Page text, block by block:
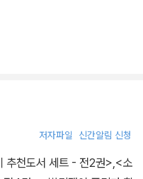
두 적절한 때와 장소가 필요
이자 만화가인 작가 조 버
저자파일 신간알림 신청
추천도서 세트 - 전2권>,<소